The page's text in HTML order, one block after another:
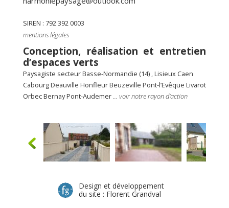
SIREN : 792 392 0003
mentions légales
Conception, réalisation et entretien
d’espaces verts
Paysagiste secteur Basse-Normandie (14) , Lisieux Caen
Cabourg Deauville Honfleur Beuzeville Pont-l’Evêque Livarot
Orbec Bernay Pont-Audemer... voir notre rayon d'action
Design et développement
du site : Florent Grandval